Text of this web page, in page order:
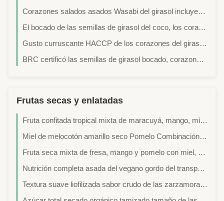
Corazones salados asados Wasabi del girasol incluyendo los minerales con los certificados médicos
El bocado de las semillas de girasol del coco, los corazones orgánicos del girasol se seca/almacenamiento fresco del lugar
Gusto curruscante HACCP de los corazones del girasol de los bocados del poder del sabor del camarón certificado
BRC certificó las semillas de girasol bocado, corazones cascados sabor del girasol del camarón
Frutas secas y enlatadas
Fruta confitada tropical mixta de maracuyá, mango, miel y pomelo, dulce y ácida
Miel de melocotón amarillo seco Pomelo Combinación de piña dulce y agria Bocadillo de frutas conservadas
Fruta seca mixta de fresa, mango y pomelo con miel, dulce y masticable
Nutrición completa asada del vegano gordo del transporte de la mezcla cero de las alubias negras de Edamame de los bocados de los frutos secos de la mezcla de las habas
Textura suave liofilizada sabor crudo de las zarzamoras de la fruta buena para la salud